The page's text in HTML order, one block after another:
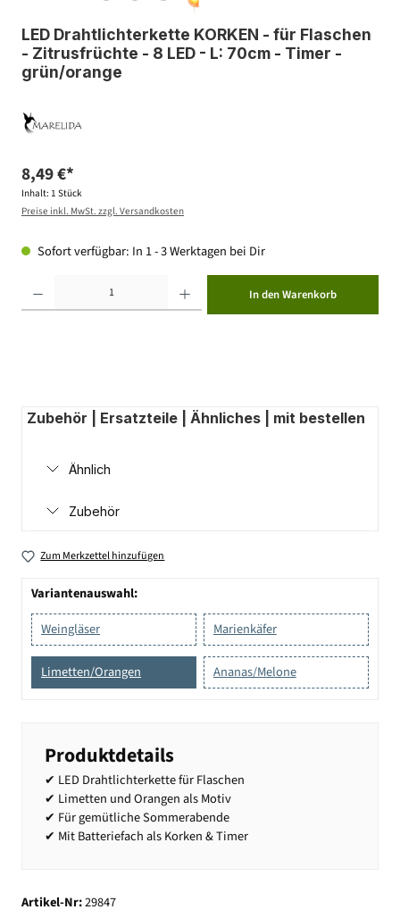
LED Drahtlichterkette KORKEN - für Flaschen
- Zitrusfrüchte - 8 LED - L: 70cm - Timer -
grün/orange
8,49 €*
Inhalt: 1 Stück
Preise inkl. MwSt. zzgl. Versandkosten
Sofort verfügbar: In 1 - 3 Werktagen bei Dir
In den Warenkorb
Zubehör | Ersatzteile | Ähnliches | mit bestellen
Ähnlich
Zubehör
Zum Merkzettel hinzufügen
Variantenauswahl:
Weingläser
Marienkäfer
Limetten/Orangen Ananas/Melone
Produktdetails
✔ LED Drahtlichterkette für Flaschen
✔ Limetten und Orangen als Motiv
✔ Für gemütliche Sommerabende
✔ Mit Batteriefach als Korken & Timer
Artikel-Nr:29847